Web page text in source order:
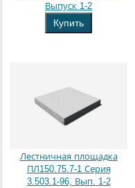
Выпуск 1-2
Купить
Лестничная площадка
ПЛ150.75.7-1 Серия
3.503.1-96, Вып. 1-2